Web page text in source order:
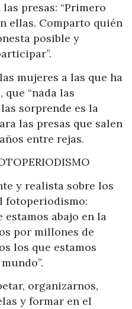
presas: “Primero
ellas. Comparto quién
posible y
mujeres a las que ha
“nada las
sorprende es la
las presas que salen
entre rejas.
y realista sobre los
fotoperiodismo:
estamos abajo en la
por millones de
los que estamos
organizarnos,
y formar en el